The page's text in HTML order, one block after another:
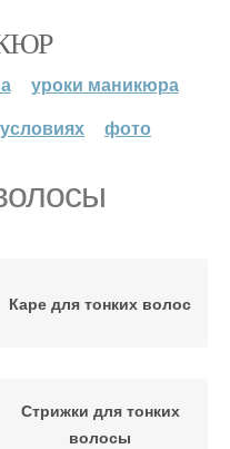
уроки маникюра
фото
Каре для тонких волос
Стрижки для тонких
волосы